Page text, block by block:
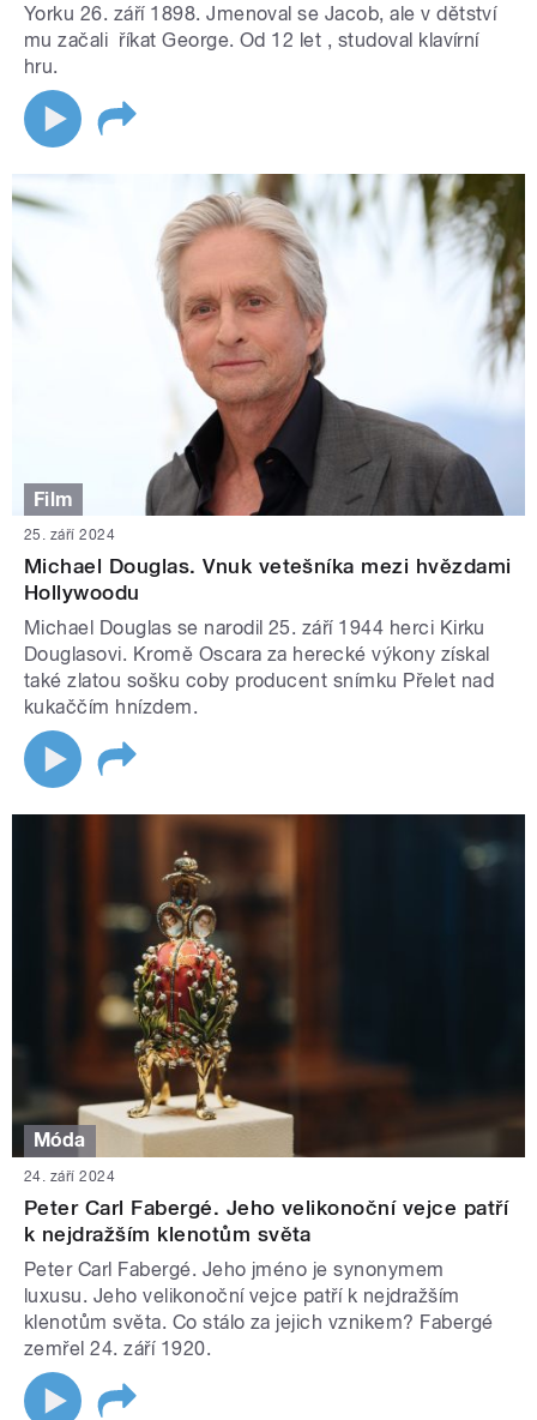
Yorku 26. září 1898. Jmenoval se Jacob, ale v dětství
mu začali říkat George. Od 12 let , studoval klavírní
hru.
Film
25. září 2024
Michael Douglas. Vnuk vetešníka mezi hvězdami
Hollywoodu
Michael Douglas se narodil 25. září 1944 herci Kirku
Douglasovi. Kromě Oscara za herecké výkony získal
také zlatou sošku coby producent snímku Přelet nad
kukaččím hnízdem.
Móda
24. září 2024
Peter Carl Fabergé. Jeho velikonoční vejce patří
k nejdražším klenotům světa
Peter Carl Fabergé. Jeho jméno je synonymem
luxusu. Jeho velikonoční vejce patří k nejdražším
klenotům světa. Co stálo za jejich vznikem? Fabergé
zemřel 24. září 1920.